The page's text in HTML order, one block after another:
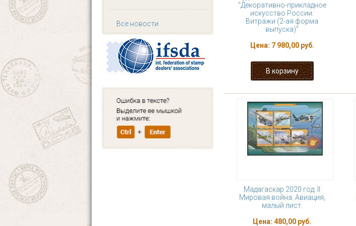
Все новости
"Декоративно-прикладное
искусство России.
Витражи (2-ая форма
выпуска)"
Цена: 7 980,00 руб.
Мадагаскар 2020 год. II
Мировая война. Авиация,
малый лист.
Цена: 480,00 руб.